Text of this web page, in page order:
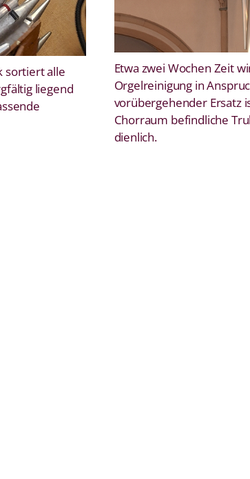
sortiert alle
liegend
Etwa zwei Wochen Zeit
Orgelreinigung in
vorübergehender Ersatz
Chorraum befindliche
dienlich.